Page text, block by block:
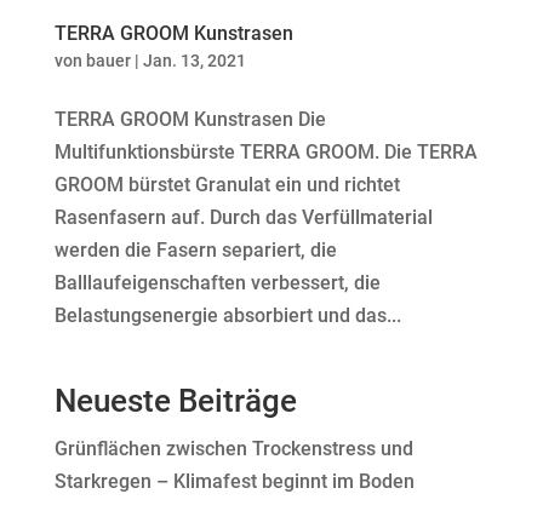
TERRA GROOM Kunstrasen
von bauer| Jan. 13, 2021
TERRA GROOM Kunstrasen Die
Multifunktionsbürste TERRA GROOM. Die TERRA
GROOM bürstet Granulat ein und richtet
Rasenfasern auf. Durch das Verfüllmaterial
werden die Fasern separiert, die
Balllaufeigenschaften verbessert, die
Belastungsenergie absorbiert und das...
Neueste Beiträge
Grünflächen zwischen Trockenstress und
Starkregen – Klimafest beginnt im Boden